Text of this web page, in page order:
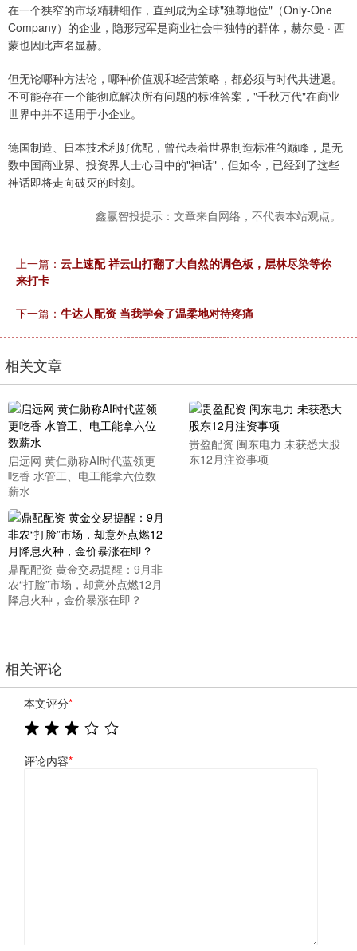
在一个狭窄的市场精耕细作，直到成为全球"独尊地位"（Only-One
Company）的企业，隐形冠军是商业社会中独特的群体，赫尔曼 · 西
蒙也因此声名显赫。
但无论哪种方法论，哪种价值观和经营策略，都必须与时代共进退。
不可能存在一个能彻底解决所有问题的标准答案，"千秋万代"在商业
世界中并不适用于小企业。
德国制造、日本技术利好优配，曾代表着世界制造标准的巅峰，是无
数中国商业界、投资界人士心目中的"神话"，但如今，已经到了这些
神话即将走向破灭的时刻。
鑫赢智投提示：文章来自网络，不代表本站观点。
上一篇： 云上速配 祥云山打翻了大自然的调色板，层林尽染等你
来打卡
下一篇： 牛达人配资 当我学会了温柔地对待疼痛
相关文章
启远网 黄仁勋称AI时代蓝领更
吃香 水管工、电工能拿六位数
薪水
贵盈配资 闽东电力 未获悉大股
东12月注资事项
鼎配配资 黄金交易提醒：9月非
农“打脸”市场，却意外点燃12月
降息火种，金价暴涨在即？
相关评论
本文评分*
评论内容*